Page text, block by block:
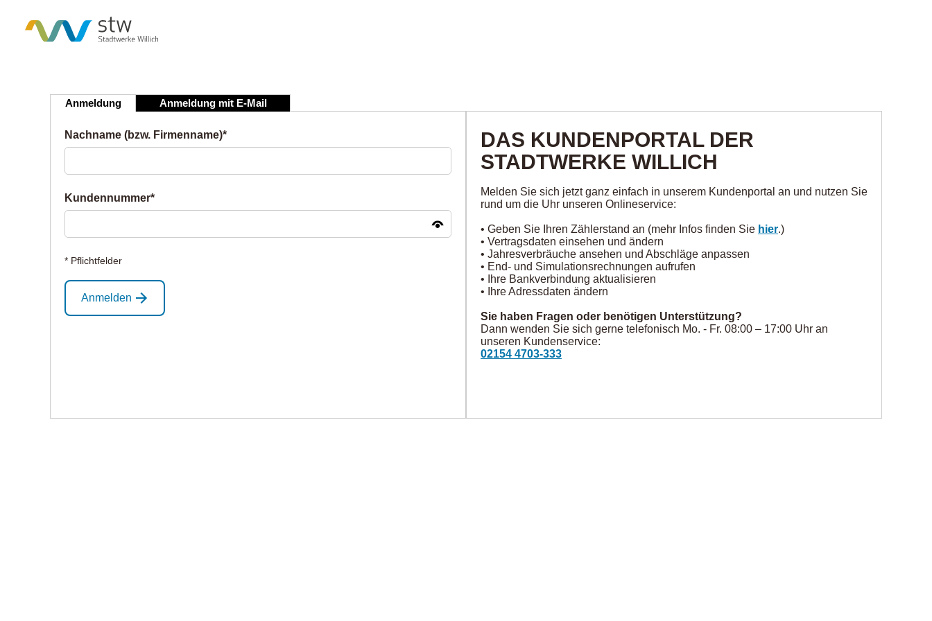
Anmeldung Anmeldung mit E-Mail
Nachname (bzw. Firmenname)*
Kundennummer*
* Pflichtfelder
Anmelden
DAS KUNDENPORTAL DER
STADTWERKE WILLICH
Melden Sie sich jetzt ganz einfach in unserem Kundenportal an und nutzen Sie
rund um die Uhr unseren Onlineservice:
• Geben Sie Ihren Zählerstand an (mehr Infos finden Sie hier.)
• Vertragsdaten einsehen und ändern
• Jahresverbräuche ansehen und Abschläge anpassen
• End- und Simulationsrechnungen aufrufen
• Ihre Bankverbindung aktualisieren
• Ihre Adressdaten ändern
Sie haben Fragen oder benötigen Unterstützung?
Dann wenden Sie sich gerne telefonisch Mo. - Fr. 08:00 – 17:00 Uhr an
unseren Kundenservice:
02154 4703-333